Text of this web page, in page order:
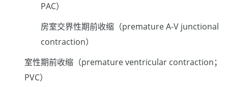
PAC）
房室交界性期前收缩（premature A-V junctional
contraction）
室性期前收缩（premature ventricular contraction；
PVC）